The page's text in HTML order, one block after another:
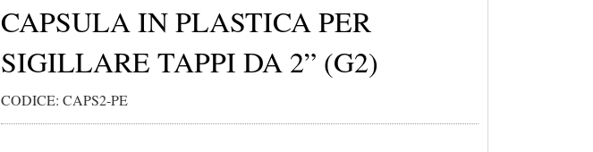
CAPSULA IN PLASTICA PER
SIGILLARE TAPPI DA 2” (G2)
CODICE: CAPS2-PE